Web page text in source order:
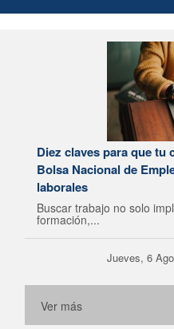
Diez claves para que tu
Bolsa Nacional de
laborales
Buscar trabajo no solo
formación,...
Jueves, 6
Ver más